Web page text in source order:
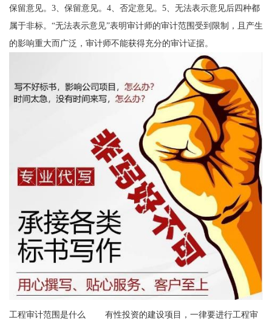
保留意见。3、保留意见。4、否定意见。5、无法表示意见后四种都
属于非标。“无法表示意见”表明审计师的审计范围受到限制，且产生
的影响重大而广泛，审计师不能获得充分的审计证据。
工程审计范围是什么 有性投资的建设项目，一律要进行工程审